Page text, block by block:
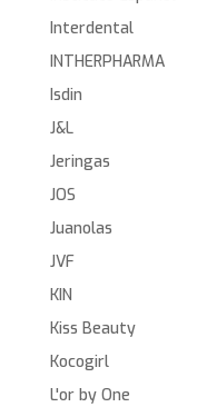
Interdental
INTHERPHARMA
Isdin
J&L
Jeringas
JOS
Juanolas
JVF
KIN
Kiss Beauty
Kocogirl
L'or by One